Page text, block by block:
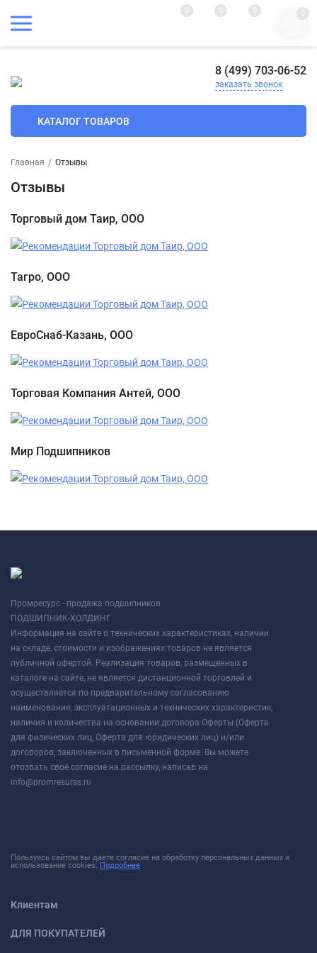
0 0 0 0
8 (499) 703-06-52
заказать звонок
КАТАЛОГ ТОВАРОВ
Главная / Отзывы
Отзывы
Торговый дом Таир, ООО
Тагро, ООО
ЕвроСнаб-Казань, ООО
Торговая Компания Антей, ООО
Мир Подшипников
Промресурс - продажа подшипников
ПОДШИПНИК-ХОЛДИНГ
Информация на сайте о технических характеристиках, наличии
на складе, стоимости и изображениях товаров не является
публичной офертой. Реализация товаров, размещенных в
каталоге на сайте, не является дистанционной торговлей и
осуществляется по предварительному согласованию
наименования, эксплуатационных и технических характеристик,
наличия и количества на основании договора Оферты (Оферта
для физических лиц, Оферта для юридических лиц) и/или
договоров, заключенных в письменной форме. Вы можете
отозвать своё согласие на рассылку, написав на
info@promresurss.ru
Пользуясь сайтом вы даете согласие на обработку персональных данных и
использование cookies. Подробнее
Клиентам
ДЛЯ ПОКУПАТЕЛЕЙ